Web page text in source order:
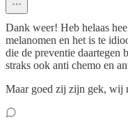
Dank weer! Heb helaas
melanomen en het is te
die de preventie daartegen
straks ook anti chemo en
Maar goed zij zijn gek, wij